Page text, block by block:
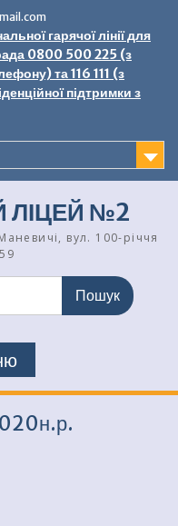
гарячої лінії для
0800 500 225 (з
та 116 111 (з
підтримки з
№2
вул. 100-річчя